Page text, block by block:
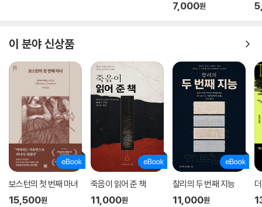
7,000원
이 분야 신상품
보스턴의 첫 번째 마녀
15,500원
죽음이 읽어 준 책
11,000원
찰리의 두 번째 지능
11,000원